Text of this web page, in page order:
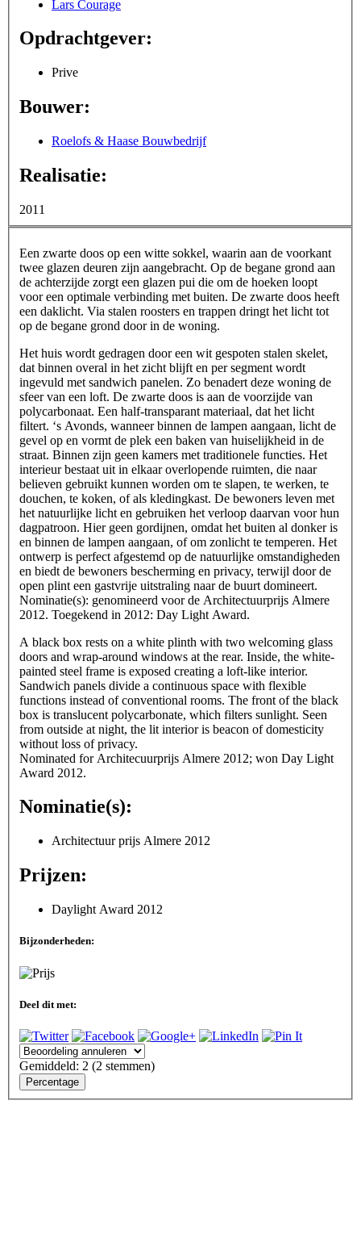
Lars Courage
Opdrachtgever:
Prive
Bouwer:
Roelofs & Haase Bouwbedrijf
Realisatie:
2011
Een zwarte doos op een witte sokkel, waarin aan de voorkant
twee glazen deuren zijn aangebracht. Op de begane grond aan
de achterzijde zorgt een glazen pui die om de hoeken loopt
voor een optimale verbinding met buiten. De zwarte doos heeft
een daklicht. Via stalen roosters en trappen dringt het licht tot
op de begane grond door in de woning.
Het huis wordt gedragen door een wit gespoten stalen skelet,
dat binnen overal in het zicht blijft en per segment wordt
ingevuld met sandwich panelen. Zo benadert deze woning de
sfeer van een loft. De zwarte doos is aan de voorzijde van
polycarbonaat. Een half-transparant materiaal, dat het licht
filtert. ‘s Avonds, wanneer binnen de lampen aangaan, licht de
gevel op en vormt de plek een baken van huiselijkheid in de
straat. Binnen zijn geen kamers met traditionele functies. Het
interieur bestaat uit in elkaar overlopende ruimten, die naar
believen gebruikt kunnen worden om te slapen, te werken, te
douchen, te koken, of als kledingkast. De bewoners leven met
het natuurlijke licht en gebruiken het verloop daarvan voor hun
dagpatroon. Hier geen gordijnen, omdat het buiten al donker is
en binnen de lampen aangaan, of om zonlicht te temperen. Het
ontwerp is perfect afgestemd op de natuurlijke omstandigheden
en biedt de bewoners bescherming en privacy, terwijl door de
open plint een gastvrije uitstraling naar de buurt domineert.
Nominatie(s): genomineerd voor de Architectuurprijs Almere
2012. Toegekend in 2012: Day Light Award.
A black box rests on a white plinth with two welcoming glass
doors and wrap-around windows at the rear. Inside, the white-
painted steel frame is exposed creating a loft-like interior.
Sandwich panels divide a continuous space with flexible
functions instead of conventional rooms. The front of the black
box is translucent polycarbonate, which filters sunlight. Seen
from outside at night, the lit interior is beacon of domesticity
without loss of privacy.
Nominated for Architecuurprijs Almere 2012; won Day Light
Award 2012.
Nominatie(s):
Architectuur prijs Almere 2012
Prijzen:
Daylight Award 2012
Bijzonderheden:
Deel dit met:
Gemiddeld: 2 (2 stemmen)